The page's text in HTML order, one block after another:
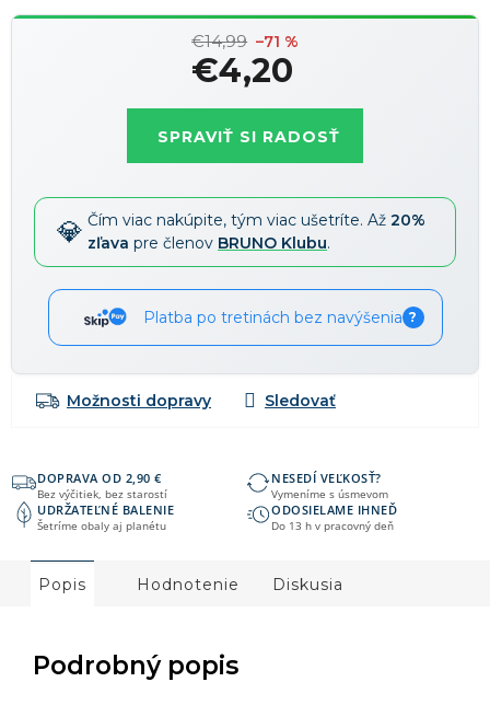
€14,99 –71 %
€4,20
SPRAVIŤ SI RADOSŤ
Čím viac nakúpite, tým viac ušetríte. Až 20%
zľava pre členov BRUNO Klubu.
Platba po tretinách bez navýšenia ?
Možnosti dopravy
DOPRAVA OD 2,90 €
Bez výčitiek, bez starostí
NESEDÍ VEĽKOSŤ?
Vymeníme s úsmevom
UDRŽATEĽNÉ BALENIE
Šetríme obaly aj planétu
ODOSIELAME IHNEĎ
Do 13 h v pracovný deň
Popis Hodnotenie Diskusia
Podrobný popis